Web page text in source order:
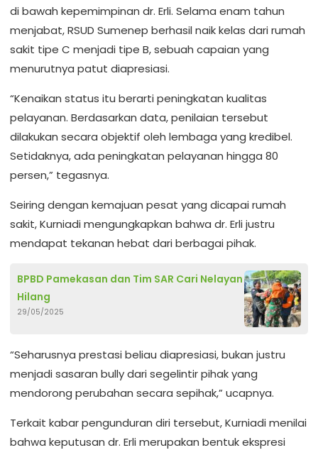
di bawah kepemimpinan dr. Erli. Selama enam tahun
menjabat, RSUD Sumenep berhasil naik kelas dari rumah
sakit tipe C menjadi tipe B, sebuah capaian yang
menurutnya patut diapresiasi.
“Kenaikan status itu berarti peningkatan kualitas
pelayanan. Berdasarkan data, penilaian tersebut
dilakukan secara objektif oleh lembaga yang kredibel.
Setidaknya, ada peningkatan pelayanan hingga 80
persen,” tegasnya.
Seiring dengan kemajuan pesat yang dicapai rumah
sakit, Kurniadi mengungkapkan bahwa dr. Erli justru
mendapat tekanan hebat dari berbagai pihak.
BPBD Pamekasan dan Tim SAR Cari Nelayan
Hilang
29/05/2025
“Seharusnya prestasi beliau diapresiasi, bukan justru
menjadi sasaran bully dari segelintir pihak yang
mendorong perubahan secara sepihak,” ucapnya.
Terkait kabar pengunduran diri tersebut, Kurniadi menilai
bahwa keputusan dr. Erli merupakan bentuk ekspresi